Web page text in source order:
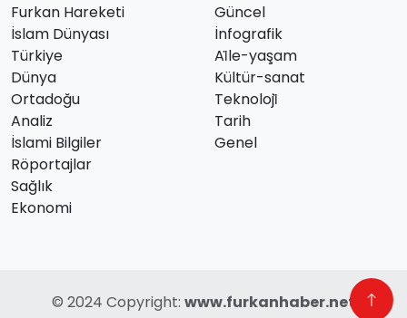
Furkan Hareketi
İslam Dünyası
Türkiye
Dünya
Ortadoğu
Analiz
İslami Bilgiler
Röportajlar
Sağlık
Ekonomi
Güncel
İnfografik
Ai̇le-yaşam
Kültür-sanat
Teknoloji̇
Tarih
Genel
© 2024 Copyright: www.furkanhaber.net